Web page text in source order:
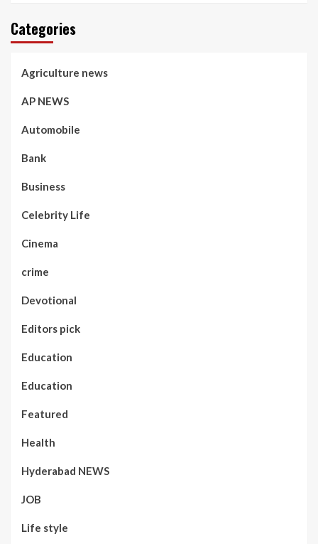
Categories
Agriculture news
AP NEWS
Automobile
Bank
Business
Celebrity Life
Cinema
crime
Devotional
Editors pick
Education
Education
Featured
Health
Hyderabad NEWS
JOB
Life style